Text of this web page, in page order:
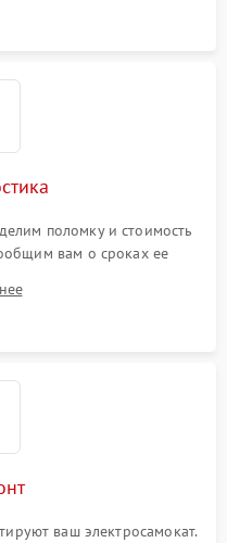
поломку и стоимость
вам о сроках ее
ваш электросамокат.